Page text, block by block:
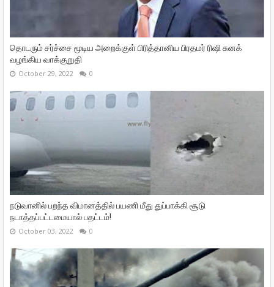
தொடரும் சர்ச்சை மூடிய அறைக்குள் பிரித்தானிய பிரதமர் ரிஷி சுனக்
வழங்கிய வாக்குறுதி
October 29, 2022 0
நடுவானில் பறந்த விமானத்தில் பயணி மீது துப்பாக்கி சூடு
நடாத்தப்பட்டமையால் பதட்டம்!
October 03, 2022 0